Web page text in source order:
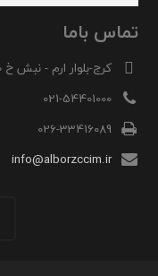
تماس باما
کرج-بلوار ارم - نبش خ 100 غربی - ساختمان آناهیتا
021-54401000
026-33416089
info@alborzccim.ir